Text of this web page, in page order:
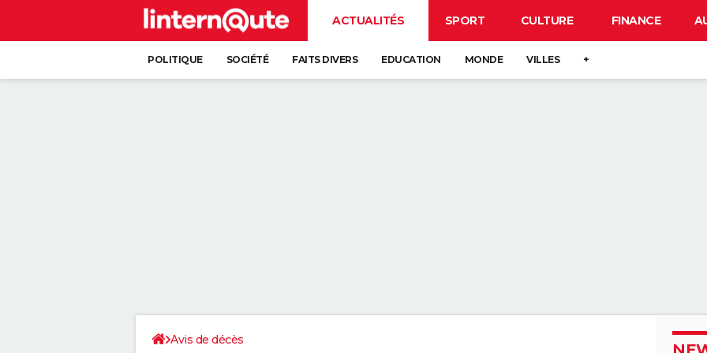
ACTUALITÉS SPORT CULTURE FINANCE
POLITIQUE SOCIÉTÉ FAITS DIVERS EDUCATION MONDE VILLES +
Avis de décès